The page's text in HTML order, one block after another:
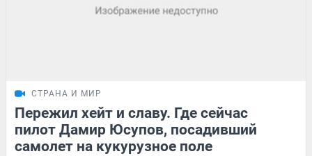
СТРАНА И МИР
Пережил хейт и славу. Где сейчас
пилот Дамир Юсупов, посадивший
самолет на кукурузное поле